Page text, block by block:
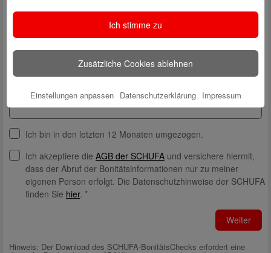
Hausnummer*
PLZ*
Ich bin in den letzten 12 Monaten umgezogen.
Ich akzeptiere die AGB der SCHUFA und versichere hiermit,
dass der Abruf der Bonitätsinformationen nur zu meiner
eigenen Person erfolgt. Die Datenschutzhinweise der SCHUFA
finden Sie hier. *
Weiter
Hinweis: Der Download des SCHUFA-BonitätsChecks erfordert eine
Ich stimme zu
Zusätzliche Cookies ablehnen
Einstellungen anpassen Datenschutzerklärung Impressum